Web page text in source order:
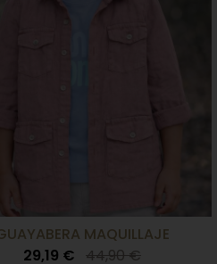
MAQUILLAJE
29,19 € 44,90 €